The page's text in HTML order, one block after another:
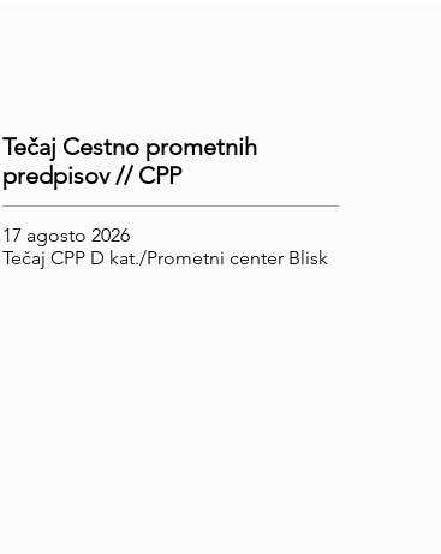
Tečaj Cestno prometnih
predpisov // CPP
17 agosto 2026
Tečaj CPP D kat./Prometni center Blisk